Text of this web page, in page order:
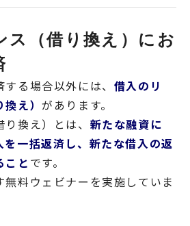
ス（借り換え）にお
る場合以外には、 借入のリ
換え）があります。
換え）とは、 新たな融資に
を一括返済し、新たな借入の返
こと です。
料ウェビナーを実施していま